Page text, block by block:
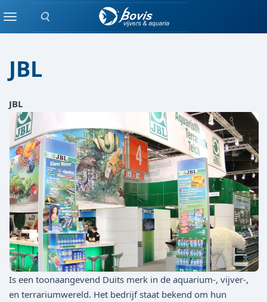
Zoeken
MenuMerken
JBL
JBL
Is een toonaangevend Duits merk in de aquarium-, vijver-,
en terrariumwereld. Het bedrijf staat bekend om hun